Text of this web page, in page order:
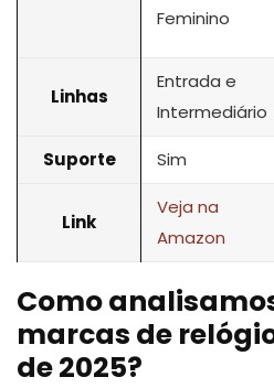
Feminino
Linhas
Entrada e
Intermediário
Suporte Sim
Link
Veja na
Amazon
Como
marcas de
de 2025?